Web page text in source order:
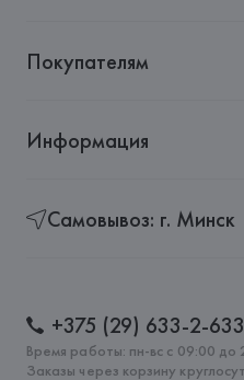
Покупателям
Информация
Самовывоз: г. Минск
+375 (29) 633-2-633
Время работы: пн-вс с 09:00 до
Заказы через корзину